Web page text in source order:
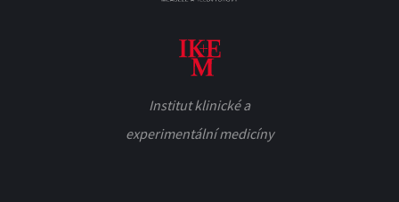
Institut klinické a
experimentální medicíny